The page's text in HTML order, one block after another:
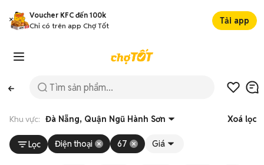
Voucher KFC đến 100k
Chỉ có trên app Chợ Tốt
Tải app
Khu vực: Đà Nẵng, Quận Ngũ Hành Sơn Xoá lọc
Lọc Điện thoại 67 Giá